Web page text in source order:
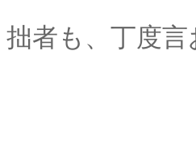
拙者も、丁度
「え？ 一
「夜、
記憶の糸